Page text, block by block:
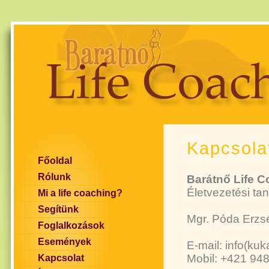
Főoldal
Rólunk
Mi a life coaching?
Segítünk
Foglalkozások
Események
Kapcsolat
Barátnő Life
Életvezetési
Mgr. Póda
E-mail:
Mobil: +421